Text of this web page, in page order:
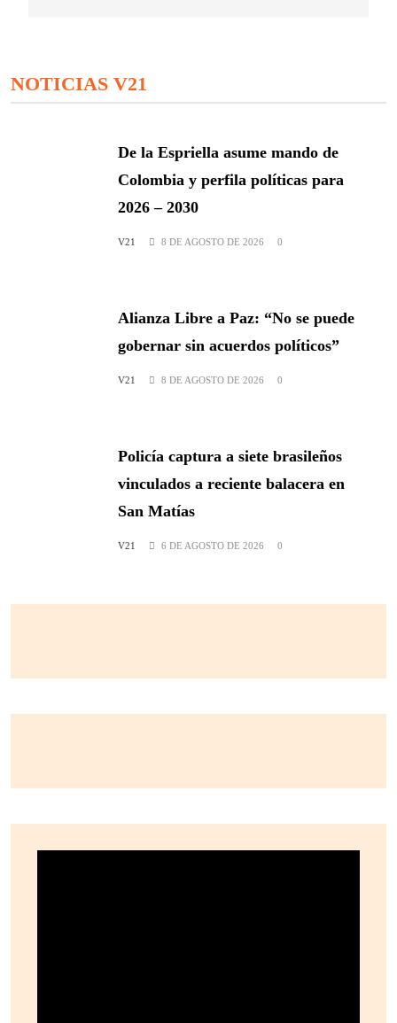
NOTICIAS V21
De la Espriella asume mando de
Colombia y perfila políticas para
2026 – 2030
V21 8 DE AGOSTO DE 2026 0
Alianza Libre a Paz: “No se puede
gobernar sin acuerdos políticos”
V21 8 DE AGOSTO DE 2026 0
Policía captura a siete brasileños
vinculados a reciente balacera en
San Matías
V21 6 DE AGOSTO DE 2026 0